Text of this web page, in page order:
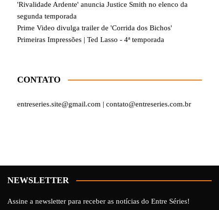
'Rivalidade Ardente' anuncia Justice Smith no elenco da
segunda temporada
Prime Video divulga trailer de 'Corrida dos Bichos'
Primeiras Impressões | Ted Lasso - 4ª temporada
CONTATO
entreseries.site@gmail.com | contato@entreseries.com.br
NEWSLETTER
Assine a newsletter para receber as notícias do Entre Séries!